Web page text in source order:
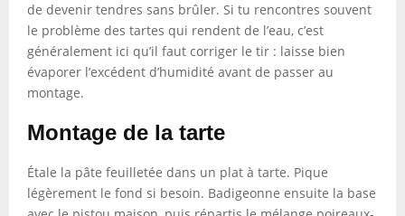
de devenir tendres sans brûler. Si tu rencontres souvent
le problème des tartes qui rendent de l’eau, c’est
généralement ici qu’il faut corriger le tir : laisse bien
évaporer l’excédent d’humidité avant de passer au
montage.
Montage de la tarte
Étale la pâte feuilletée dans un plat à tarte. Pique
légèrement le fond si besoin. Badigeonne ensuite la base